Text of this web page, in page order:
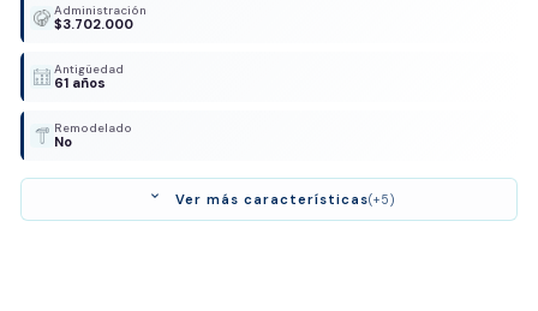
Administración
$3.702.000
Antigüedad
61 años
Remodelado
No
expand_more Ver más características(+5)